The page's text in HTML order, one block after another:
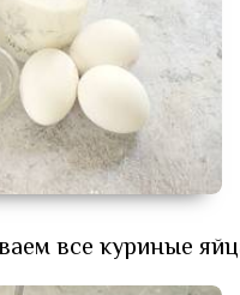
все куриные